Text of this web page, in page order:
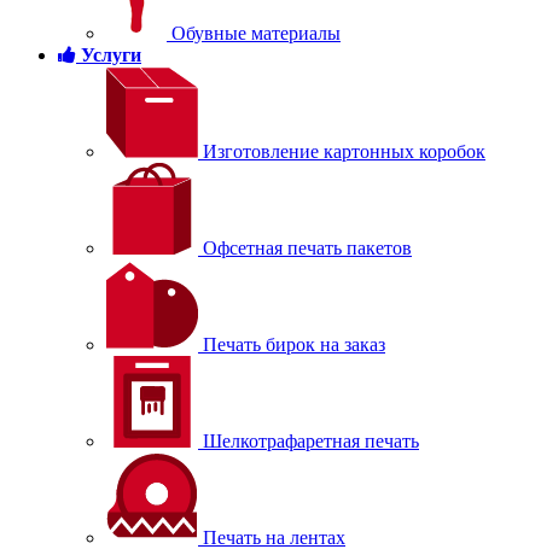
Обувные материалы
Услуги
Изготовление картонных коробок
Офсетная печать пакетов
Печать бирок на заказ
Шелкотрафаретная печать
Печать на лентах